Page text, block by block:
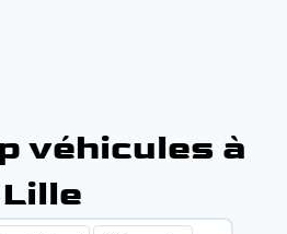
véhicules à
Lille